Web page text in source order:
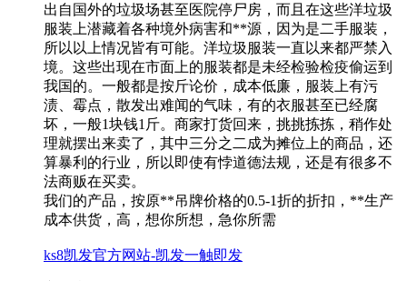
出自国外的垃圾场甚至医院停尸房，而且在这些洋垃圾
服装上潜藏着各种境外病害和**源，因为是二手服装，
所以以上情况皆有可能。洋垃圾服装一直以来都严禁入
境。这些出现在市面上的服装都是未经检验检疫偷运到
我国的。一般都是按斤论价，成本低廉，服装上有污
渍、霉点，散发出难闻的气味，有的衣服甚至已经腐
坏，一般1块钱1斤。商家打货回来，挑挑拣拣，稍作处
理就摆出来卖了，其中三分之二成为摊位上的商品，还
算暴利的行业，所以即使有悖道德法规，还是有很多不
法商贩在买卖。
我们的产品，按原**吊牌价格的0.5-1折的折扣，**生产
成本供货，高，想你所想，急你所需
ks8凯发官方网站-凯发一触即发